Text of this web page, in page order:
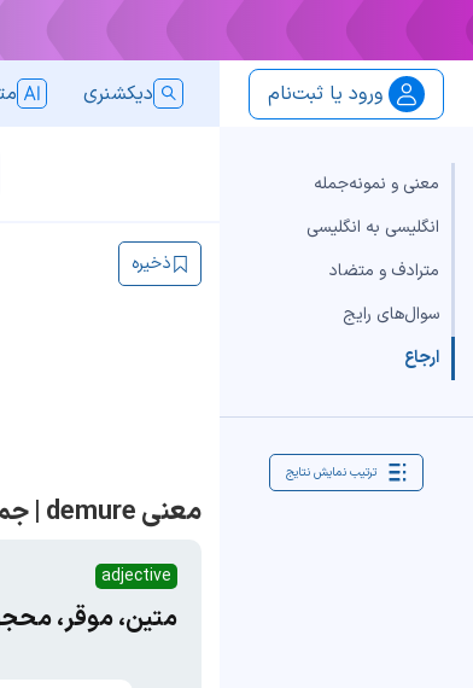
ورود یا ثبت‌نام دیکشنری
معنی و نمونه‌جمله
انگلیسی به انگلیسی
مترادف و متضاد
سوال‌های رایج
ارجاع
ترتیب نمایش نتایج
ذخیره
معنی demure | جمله با demure
adjective
متین، موقر،